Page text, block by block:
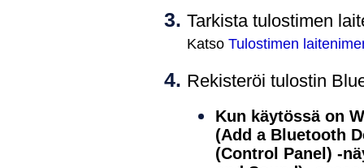
Tarkista tulostimen
Katso Tulostimen
Rekisteröi tulostin
Kun käytössä on
(Add a Bluetooth
(Control Panel) -